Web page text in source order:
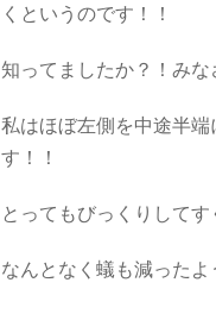
くというのです！！
知ってましたか？！みな
私はほぼ左側を中途半
す！！
とってもびっくりして
なんとなく蟻も減ったよ